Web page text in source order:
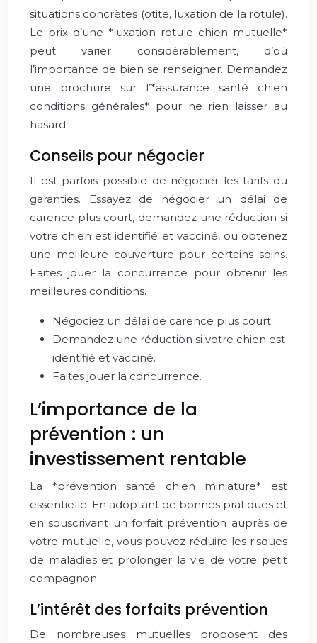
situations concrètes (otite, luxation de la rotule).
Le prix d’une *luxation rotule chien mutuelle*
peut varier considérablement, d’où
l’importance de bien se renseigner. Demandez
une brochure sur l’*assurance santé chien
conditions générales* pour ne rien laisser au
hasard.
Conseils pour négocier
Il est parfois possible de négocier les tarifs ou
garanties. Essayez de négocier un délai de
carence plus court, demandez une réduction si
votre chien est identifié et vacciné, ou obtenez
une meilleure couverture pour certains soins.
Faites jouer la concurrence pour obtenir les
meilleures conditions.
Négociez un délai de carence plus court.
Demandez une réduction si votre chien est
identifié et vacciné.
Faites jouer la concurrence.
L’importance de la
prévention : un
investissement rentable
La *prévention santé chien miniature* est
essentielle. En adoptant de bonnes pratiques et
en souscrivant un forfait prévention auprès de
votre mutuelle, vous pouvez réduire les risques
de maladies et prolonger la vie de votre petit
compagnon.
L’intérêt des forfaits prévention
De nombreuses mutuelles proposent des